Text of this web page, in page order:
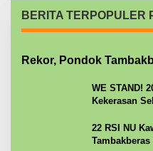
BERITA TERPOPULER
Rekor, Pondok
WE STAND!
Kekerasan
22 RSI NU
Tambakberas